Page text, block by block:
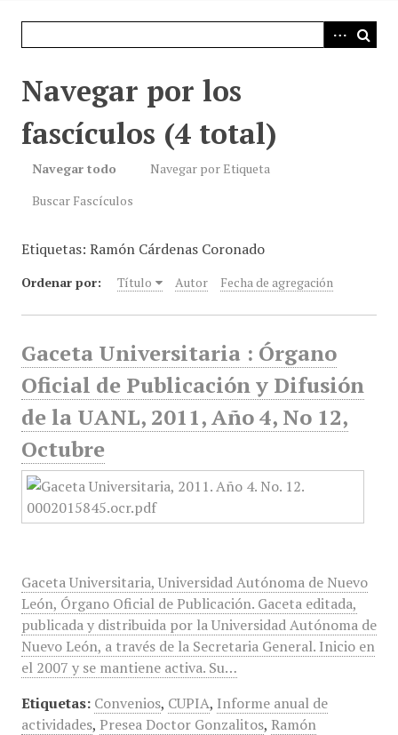
Navegar por los
fascículos (4 total)
Navegar todo
Navegar por Etiqueta
Buscar Fascículos
Etiquetas: Ramón Cárdenas Coronado
Ordenar por: Título Autor Fecha de agregación
Gaceta Universitaria : Órgano
Oficial de Publicación y Difusión
de la UANL, 2011, Año 4, No 12,
Octubre
Gaceta Universitaria, Universidad Autónoma de Nuevo
León, Órgano Oficial de Publicación. Gaceta editada,
publicada y distribuida por la Universidad Autónoma de
Nuevo León, a través de la Secretaria General. Inicio en
el 2007 y se mantiene activa. Su…
Etiquetas: Convenios, CUPIA, Informe anual de
actividades, Presea Doctor Gonzalitos, Ramón